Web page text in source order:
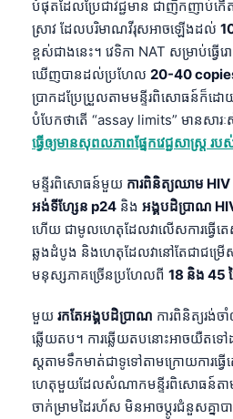
បំផុតដែលប្រែជាវិជ្ជមាន ជាញឹកញាប់កើ
ស្រាវ ដែលបរិមាណវីរុសអាចឡើងដល់
ខ្ពស់ជាងនេះ។ វេទិកា NAT សម្រាប់ធ្វើរ
ឃើញបានដល់ប្រហែល 20-40
ប្រាកដប្រែប្រួលតាមមន្ទីរពិសោធន៍ក៏ដោ
បំបែកថាតើ “assay limits” មានសារ
ធ្វើឲ្យមានសុពលភាពផ្នែកវេជ្ជសាស្ត្រ
មន្ទីរពិសោធន៍មួយ ការពិនិត្យឈាម
អង់ទីហ្សែន p24 និង អង្គបដិប្រាណ
ហើយ ជាមូលហេតុដែលវាលើសការធ្វើតេ
ឆ្លងដំបូង និងហេតុដែលវានៅតែជាជម្រ
មនុស្សភាគច្រើនប្រហែលពី 18 និង 45 ថ្
មួយ រកតែអង្គបដិប្រាណ ការពិនិត្យរង់ច
ឆ្លើយតប។ ការឆ្លើយតបនោះអាចយឺតទ
ស្តតាមទឹកមាត់ជាទូទៅតាមក្រោយការធ្
ហេតុមួយដែលសំណាកមន្ទីរពិសោធន៍ត
ចាក់ម្រាមដៃរហ័ស មិនអាចប្តូរជំនួសគ្នាប